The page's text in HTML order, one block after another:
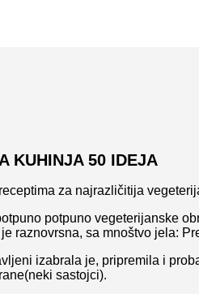
KUHINJA 50 IDEJA
za najrazličitija
potpuno vegeterijanske
raznovrsna, sa mnoštvo jela:
izabrala je, pripremila i
sastojci).